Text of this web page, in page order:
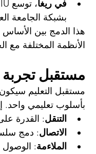
في ريغا
بشبكة الجامعة
هذا الدمج بين
الأنظمة المختلفة مع
مستقبل
مستقبل التعليم
بأسلوب تعليمي واحد.
التنقل: القدرة
الاتصال: دمج سلس
الملاءمة: الوصول